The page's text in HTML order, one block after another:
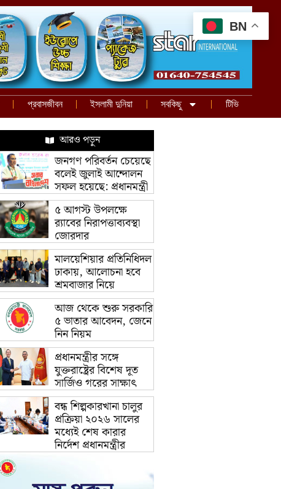
প্রবাসজীবন ইসলামী দুনিয়া সবকিছু টিভি
আরও পড়ুন
জনগণ পরিবর্তন চেয়েছে
বলেই জুলাই আন্দোলন
সফল হয়েছে: প্রধানমন্ত্রী
৫ আগস্ট উপলক্ষে
র‌্যাবের নিরাপত্তাব্যবস্থা
জোরদার
মালয়েশিয়ার প্রতিনিধিদল
ঢাকায়, আলোচনা হবে
শ্রমবাজার নিয়ে
আজ থেকে শুরু সরকারি
৫ ভাতার আবেদন, জেনে
নিন নিয়ম
প্রধানমন্ত্রীর সঙ্গে
যুক্তরাষ্ট্রের বিশেষ দূত
সার্জিও গরের সাক্ষাৎ
বন্ধ শিল্পকারখানা চালুর
প্রক্রিয়া ২০২৬ সালের
মধ্যেই শেষ কারার
নির্দেশ প্রধানমন্ত্রীর
BN